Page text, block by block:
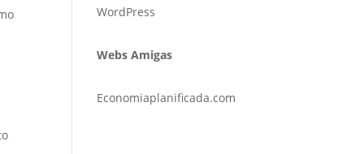
WordPress
Webs Amigas
Economiaplanificada.com